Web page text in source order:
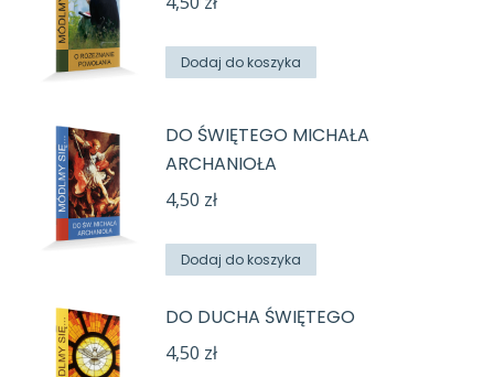
Dodaj do koszyka
DO ŚWIĘTEGO MICHAŁA
ARCHANIOŁA
4,50 zł
Dodaj do koszyka
DO DUCHA ŚWIĘTEGO
4,50 zł